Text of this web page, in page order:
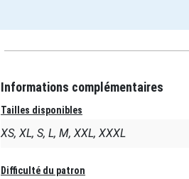
Informations complémentaires
Tailles disponibles
XS, XL, S, L, M, XXL, XXXL
Difficulté du patron